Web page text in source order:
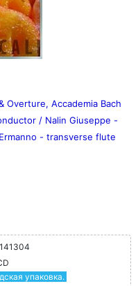
Overture, Accademia Bach
/ Nalin Giuseppe -
- transverse flute
упаковка.